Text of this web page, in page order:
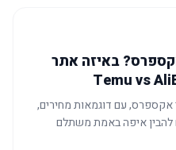
באיזה אתר
אקספרס, עם דוגמאות מחירים,
להבין איפה באמת משתלם